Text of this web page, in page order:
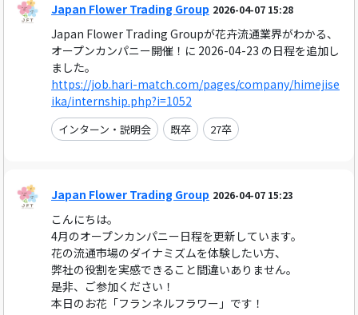
Japan Flower Trading Group 2026-04-07 15:28
Japan Flower Trading Groupが花卉流通業界がわかる、
オープンカンパニー開催！に 2026-04-23 の日程を追加し
ました。
https://job.hari-match.com/pages/company/himejise
ika/internship.php?i=1052
インターン・説明会 既卒 27卒
Japan Flower Trading Group 2026-04-07 15:23
こんにちは。
4月のオープンカンパニー日程を更新しています。
花の流通市場のダイナミズムを体験したい方、
弊社の役割を実感できること間違いありません。
是非、ご参加ください！
本日のお花「フランネルフラワー」です！